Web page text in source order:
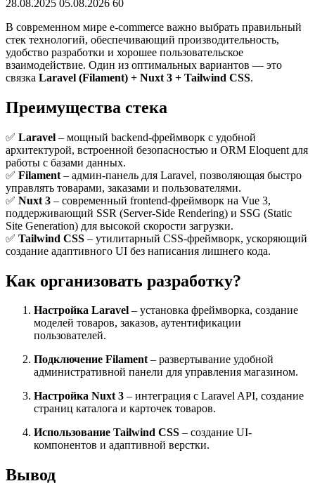
28.08.2025 05.08.2026 60
В современном мире e-commerce важно выбрать правильный
стек технологий, обеспечивающий производительность,
удобство разработки и хорошее пользовательское
взаимодействие. Один из оптимальных вариантов — это
связка Laravel (Filament) + Nuxt 3 + Tailwind CSS.
Преимущества стека
✅ Laravel – мощный backend-фреймворк с удобной
архитектурой, встроенной безопасностью и ORM Eloquent для
работы с базами данных.
✅ Filament – админ-панель для Laravel, позволяющая быстро
управлять товарами, заказами и пользователями.
✅ Nuxt 3 – современный frontend-фреймворк на Vue 3,
поддерживающий SSR (Server-Side Rendering) и SSG (Static
Site Generation) для высокой скорости загрузки.
✅ Tailwind CSS – утилитарный CSS-фреймворк, ускоряющий
создание адаптивного UI без написания лишнего кода.
Как организовать разработку?
Настройка Laravel – установка фреймворка, создание
моделей товаров, заказов, аутентификации
пользователей.
Подключение Filament– развертывание удобной
административной панели для управления магазином.
Настройка Nuxt 3 – интеграция с Laravel API, создание
страниц каталога и карточек товаров.
Использование Tailwind CSS – создание UI-
компонентов и адаптивной верстки.
Вывод